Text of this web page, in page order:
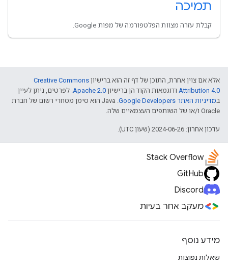
תמיכה
קבלת עזרה מצוות הפלטפורמה של מפות Google.
אלא אם צוין אחרת, התוכן של דף זה הוא ברישיון Creative Commons
Attribution 4.0 ודוגמאות הקוד הן ברישיון Apache 2.0 . לפרטים, ניתן לעיין
במדיניות האתר Google Developers‏
.‏ Java הוא סימן מסחרי רשום של חברת
Oracle ו/או של השותפים העצמאיים שלה.
עדכון אחרון: 2024-06-26 (שעון UTC).
Stack Overflow
GitHub
Discord
מעקב אחר בעיות
מידע נוסף
שאלות נפוצות